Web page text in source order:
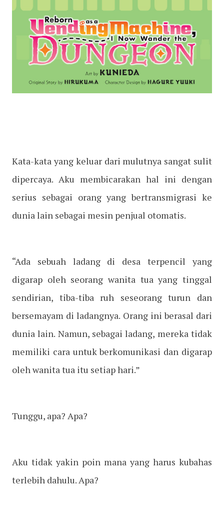
Kata-kata yang keluar dari mulutnya sangat sulit
dipercaya. Aku membicarakan hal ini dengan
serius sebagai orang yang bertransmigrasi ke
dunia lain sebagai mesin penjual otomatis.
“Ada sebuah ladang di desa terpencil yang
digarap oleh seorang wanita tua yang tinggal
sendirian, tiba-tiba ruh seseorang turun dan
bersemayam di ladangnya. Orang ini berasal dari
dunia lain. Namun, sebagai ladang, mereka tidak
memiliki cara untuk berkomunikasi dan digarap
oleh wanita tua itu setiap hari.”
Tunggu, apa? Apa?
Aku tidak yakin poin mana yang harus kubahas
terlebih dahulu. Apa?